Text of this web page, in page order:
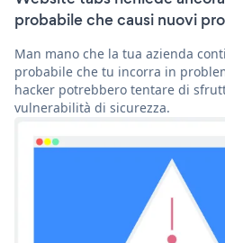
probabile che causi nuovi
Man mano che la tua azienda
probabile che tu incorra in
hacker potrebbero tentare di
vulnerabilità di sicurezza.